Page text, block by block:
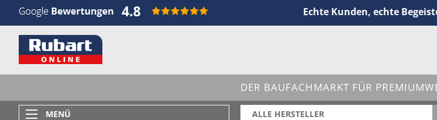
Echte Kunden, echte
DER BAUFACHMARKT FÜR
MENÜ ALLE HERSTELLER